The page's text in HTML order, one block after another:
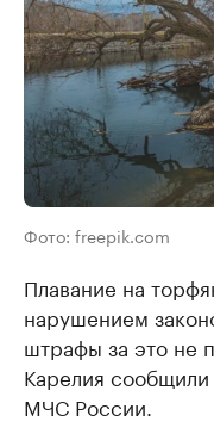
Фото: freepik.com
Плавание на
нарушением
штрафы за это не
Карелия
МЧС России.